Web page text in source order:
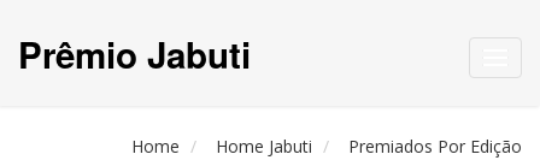
Prêmio Jabuti
Home Home Jabuti
Premiados Por Edição